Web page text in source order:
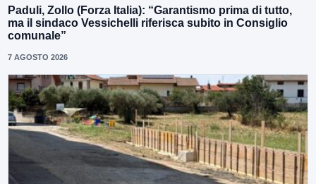
Paduli, Zollo (Forza Italia): “Garantismo prima di tutto,
ma il sindaco Vessichelli riferisca subito in Consiglio
comunale”
7 AGOSTO 2026